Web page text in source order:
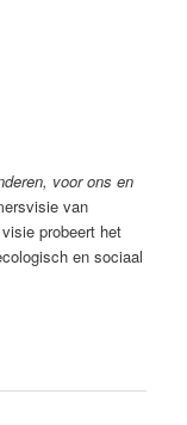
voor ons en
van
probeert het
en sociaal